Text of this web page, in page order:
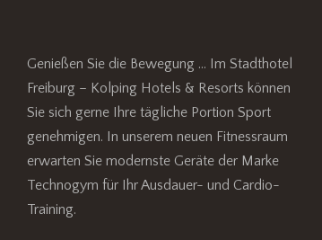
Genießen Sie die Bewegung ... Im Stadthotel
Freiburg – Kolping Hotels & Resorts können
Sie sich gerne Ihre tägliche Portion Sport
genehmigen. In unserem neuen Fitnessraum
erwarten Sie modernste Geräte der Marke
Technogym für Ihr Ausdauer- und Cardio-
Training.